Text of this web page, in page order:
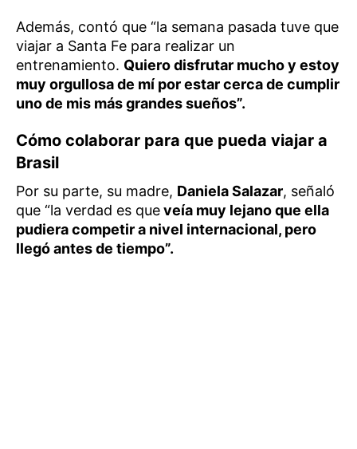
Además, contó que “la semana pasada tuve que
viajar a Santa Fe para realizar un
entrenamiento. Quiero disfrutar mucho y estoy
muy orgullosa de mí por estar cerca de cumplir
uno de mis más grandes sueños”.
Cómo colaborar para que pueda viajar a
Brasil
Por su parte, su madre, Daniela Salazar, señaló
que “la verdad es queveía muy lejano que ella
pudiera competir a nivel internacional, pero
llegó antes de tiempo”.